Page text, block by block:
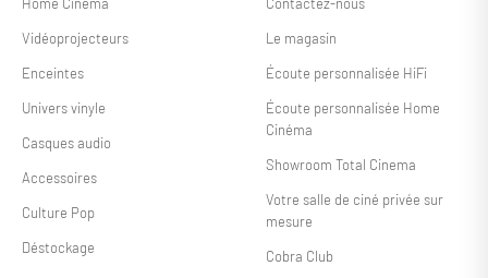
Vidéoprojecteurs
Enceintes
Univers vinyle
Casques audio
Accessoires
Culture Pop
Déstockage
Le magasin
Écoute personnalisée HiFi
Écoute personnalisée Home
Cinéma
Showroom Total Cinema
Votre salle de ciné privée sur
mesure
Cobra Club